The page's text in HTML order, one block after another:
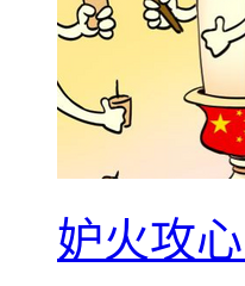
妒火攻